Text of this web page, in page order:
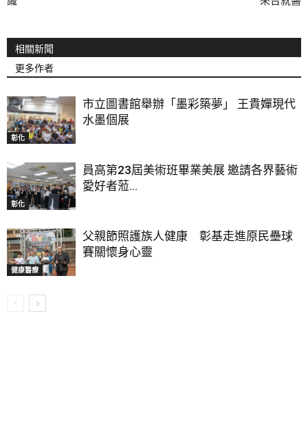
相關新聞
更多作者
彰化
市立圖書館舉辦「墨彩築夢」 王貴嬋現代
水墨個展
彰化
員高第23屆美術班畢業美展 邀請各界藝術
愛好者蒞...
健康醫療
父親節照護族人健康 彰基走進原民壘球
賽關懷身心靈